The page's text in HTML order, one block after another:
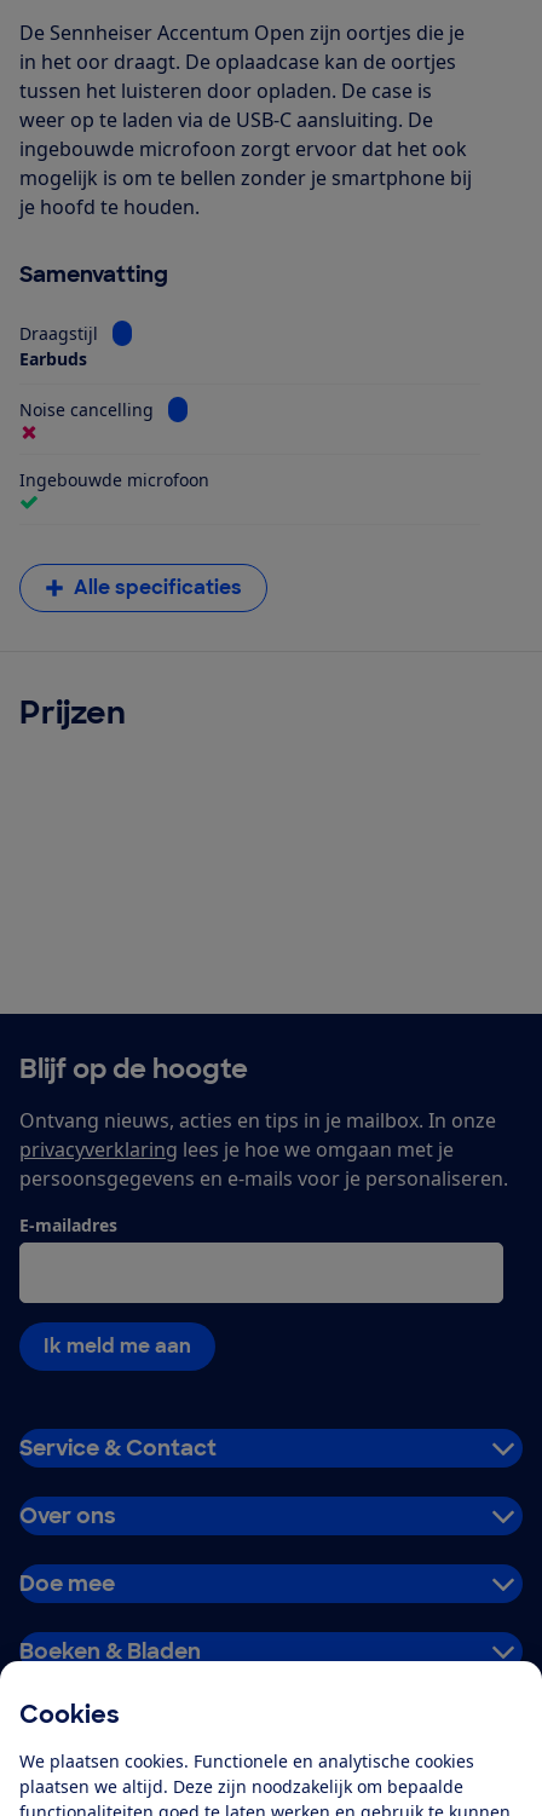
Cookies
We plaatsen cookies. Functionele en analytische cookies
plaatsen we altijd. Deze zijn noodzakelijk om bepaalde
De Sennheiser Accentum Open zijn oortjes die je
in het oor draagt. De oplaadcase kan de oortjes
tussen het luisteren door opladen. De case is
weer op te laden via de USB-C aansluiting. De
ingebouwde microfoon zorgt ervoor dat het ook
mogelijk is om te bellen zonder je smartphone bij
je hoofd te houden.
Samenvatting
Draagstijl
Bekijk informatie voor Draagstijl
Earbuds
Noise cancelling Bekijk informatie voor Noise cancelling
Ingebouwde microfoon
Alle specificaties
Prijzen
Blijf op de hoogte
Ontvang nieuws, acties en tips in je mailbox. In onze
privacyverklaring lees je hoe we omgaan met je
persoonsgegevens en e-mails voor je personaliseren.
E-mailadres
Ik meld me aan
Service & Contact
Over ons
Doe mee
Boeken & Bladen